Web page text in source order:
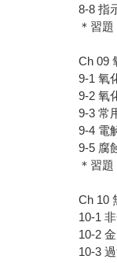
8-8 指
＊習題
Ch 09
9-1 氧
9-2 氧
9-3 常
9-4 電
9-5 腐
＊習題
Ch 10
10-1
10-2
10-3